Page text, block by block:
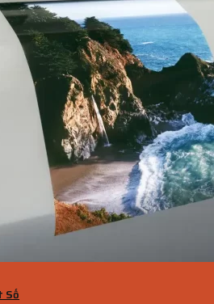
Số